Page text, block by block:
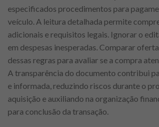
especificados procedimentos para
veículo. A leitura detalhada permite
adicionais e requisitos legais. Ignorar o
em despesas inesperadas. Comparar
dessas regras para avaliar se a compra
A transparência do documento contribui
e informada, reduzindo riscos durante o
aquisição e auxiliando na organização
para conclusão da transação.